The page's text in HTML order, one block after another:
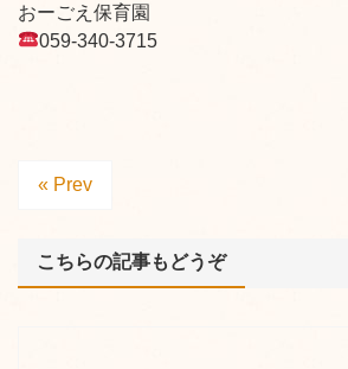
おーごえ保育園
059-340-3715
« Prev
こちらの記事もどうぞ